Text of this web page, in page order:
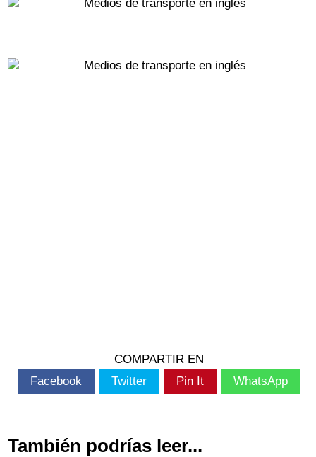
COMPARTIR EN
Facebook
Twitter Pin It WhatsApp
También podrías leer...